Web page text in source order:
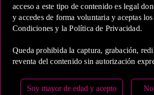
acceso a este tipo de contenido es legal
y accedes de forma voluntaria y aceptas
Condiciones y la Política de Privacidad.
Queda prohibida la captura, grabación,
reventa del contenido sin autorización
Soy mayor de edad y acepto